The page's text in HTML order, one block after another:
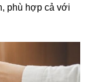
phù hợp cả với